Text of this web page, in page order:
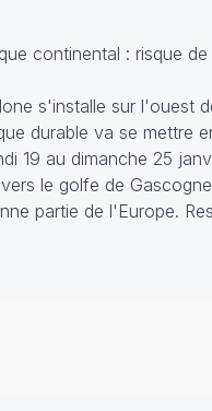
continental : risque de
s'installe sur l'ouest
durable va se mettre
19 au dimanche 25
le golfe de
partie de l'Europe.